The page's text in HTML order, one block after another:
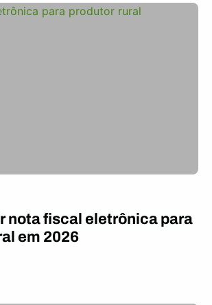
nota fiscal eletrônica para
em 2026